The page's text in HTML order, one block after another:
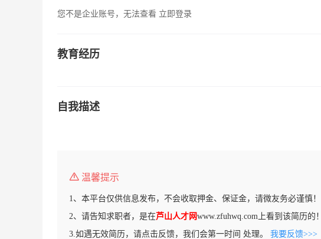
您不是企业账号，无法查看 立即登录
教育经历
自我描述
温馨提示
1、本平台仅供信息发布，不会收取押金、保证金，请微友务必谨慎！
2、请告知求职者，是在芦山人才网www.zfuhwq.com上看到该简历的！
3.如遇无效简历，请点击反馈，我们会第一时间 处理。 我要反馈>>>